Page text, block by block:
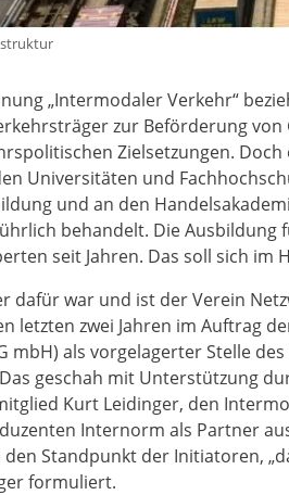
„Intermodaler Verkehr“
zur Beförderung
Zielsetzungen.
Universitäten und
und an den
behandelt. Die Ausbildung
seit Jahren. Das soll sich im
dafür war und ist der Verein
letzten zwei Jahren im Auftrag
mbH) als vorgelagerter Stelle
geschah mit Unterstützung
Kurt Leidinger, den
Internorm als Partner
Standpunkt der Initiatoren,
formuliert.